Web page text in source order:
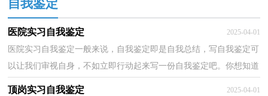
自我鉴定
医院实习自我鉴定 2025-04-01
医院实习自我鉴定一般来说，自我鉴定即是自我总结，写自我鉴定可
以让我们审视自身，不如立即行动起来写一份自我鉴定吧。你想知道
自我鉴定怎么写吗？以下是小编收集整理的医院实习自...
顶岗实习自我鉴定 2025-04-01